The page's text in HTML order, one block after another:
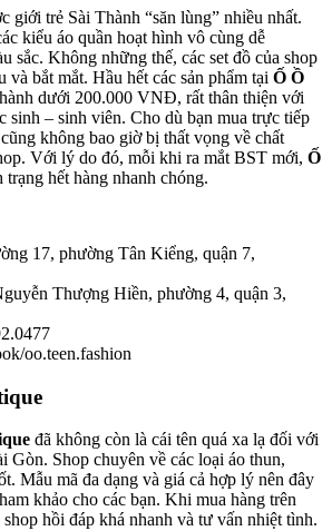
giới trẻ Sài Thành “săn lùng” nhiều nhất.
kiểu áo quần hoạt hình vô cùng dễ
sắc. Không những thế, các set đồ của shop
và bắt mắt. Hầu hết các sản phẩm tại Ố Ồ
dưới 200.000 VNĐ, rất thân thiện với
sinh – sinh viên. Cho dù bạn mua trực tiếp
không bao giờ bị thất vọng về chất
Với lý do đó, mỗi khi ra mắt BST mới, Ố
hết hàng nhanh chóng.
17, phường Tân Kiểng, quận 7,
Thượng Hiền, phường 4, quận 3,
oo.teen.fashion
đã không còn là cái tên quá xa lạ đối với
Gòn. Shop chuyên về các loại áo thun,
Mẫu mã đa dạng và giá cả hợp lý nên đây
khảo cho các bạn. Khi mua hàng trên
hồi đáp khá nhanh và tư vấn nhiệt tình.